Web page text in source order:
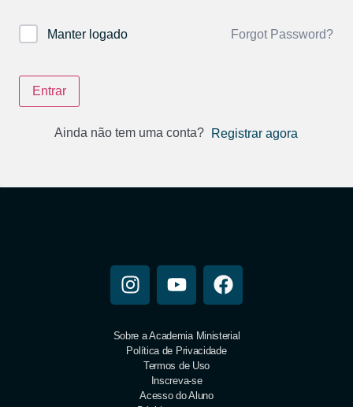
Manter logado Forgot Password?
Entrar
Ainda não tem uma conta? Registrar agora
Sobre a Academia Ministerial
Política de Privacidade
Termos de Uso
Inscreva-se
Acesso do Aluno